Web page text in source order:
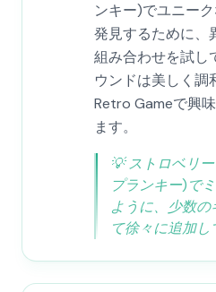
ンキー)でユニー
発見するために、
組み合わせを試し
ウンドは美しく調
Retro Gameで興
ます。
💡ストロベリ
プランキー)で
ように、少数
て徐々に追加し